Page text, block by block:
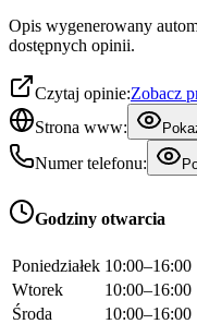
Opis wygenerowany
dostępnych opinii.
Czytaj opinie:Zobacz
Strona www:
Numer telefonu:
Godziny otwarcia
Poniedziałek 10:00–16:00
Wtorek
10:00–16:00
Środa
10:00–16:00